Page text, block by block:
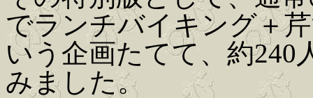
でランチバイキング＋
いう企画たてて、約240
みました。